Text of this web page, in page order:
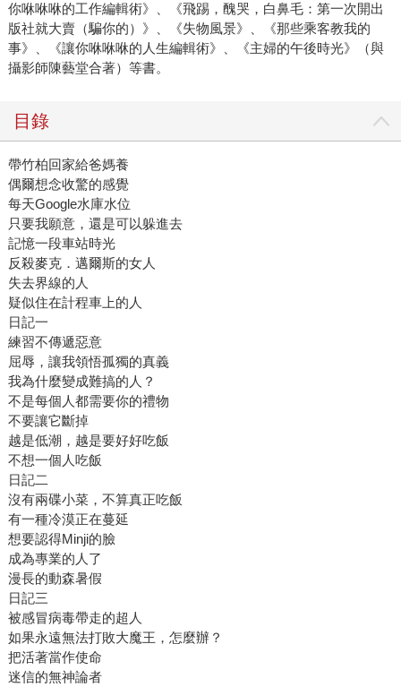
你咻咻咻的工作編輯術》、《飛踢，醜哭，白鼻毛：第一次開出
版社就大賣（騙你的）》、《失物風景》、《那些乘客教我的
事》、《讓你咻咻咻的人生編輯術》、《主婦的午後時光》（與
攝影師陳藝堂合著）等書。
目錄
帶竹柏回家給爸媽養
偶爾想念收驚的感覺
每天Google水庫水位
只要我願意，還是可以躲進去
記憶一段車站時光
反殺麥克．邁爾斯的女人
失去界線的人
疑似住在計程車上的人
日記一
練習不傳遞惡意
屈辱，讓我領悟孤獨的真義
我為什麼變成難搞的人？
不是每個人都需要你的禮物
不要讓它斷掉
越是低潮，越是要好好吃飯
不想一個人吃飯
日記二
沒有兩碟小菜，不算真正吃飯
有一種冷漠正在蔓延
想要認得Minji的臉
成為專業的人了
漫長的動森暑假
日記三
被感冒病毒帶走的超人
如果永遠無法打敗大魔王，怎麼辦？
把活著當作使命
迷信的無神論者